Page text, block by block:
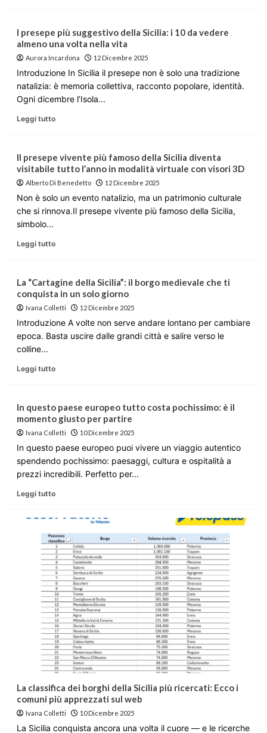
I presepe più suggestivo della Sicilia: i 10 da vedere
almeno una volta nella vita
Aurora Incardona 12 Dicembre 2025
Introduzione In Sicilia il presepe non è solo una tradizione
natalizia: è memoria collettiva, racconto popolare, identità.
Ogni dicembre l’Isola...
Leggi tutto
Il presepe vivente più famoso della Sicilia diventa
visitabile tutto l’anno in modalità virtuale con visori 3D
Alberto Di Benedetto 12 Dicembre 2025
Non è solo un evento natalizio, ma un patrimonio culturale
che si rinnova.Il presepe vivente più famoso della Sicilia,
simbolo...
Leggi tutto
La “Cartagine della Sicilia”: il borgo medievale che ti
conquista in un solo giorno
Ivana Colletti 12 Dicembre 2025
Introduzione A volte non serve andare lontano per cambiare
epoca. Basta uscire dalle grandi città e salire verso le
colline...
Leggi tutto
In questo paese europeo tutto costa pochissimo: è il
momento giusto per partire
Ivana Colletti 10 Dicembre 2025
In questo paese europeo puoi vivere un viaggio autentico
spendendo pochissimo: paesaggi, cultura e ospitalità a
prezzi incredibili. Perfetto per...
Leggi tutto
La classifica dei borghi della Sicilia più ricercati: Ecco i
comuni più apprezzati sul web
Ivana Colletti 10 Dicembre 2025
La Sicilia conquista ancora una volta il cuore — e le ricerche